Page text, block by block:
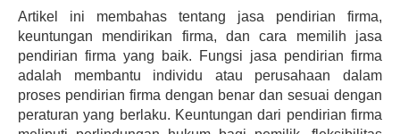
Artikel ini membahas tentang jasa pendirian firma,
keuntungan mendirikan firma, dan cara memilih jasa
pendirian firma yang baik. Fungsi jasa pendirian firma
adalah membantu individu atau perusahaan dalam
proses pendirian firma dengan benar dan sesuai dengan
peraturan yang berlaku. Keuntungan dari pendirian firma